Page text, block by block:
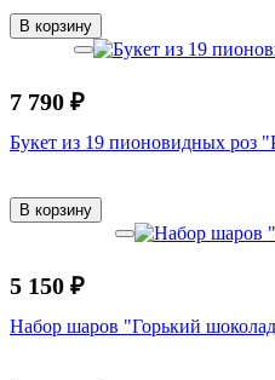
В корзину
7 790 ₽
Букет из 19 пионовидных роз
В корзину
5 150 ₽
Набор шаров "Горький